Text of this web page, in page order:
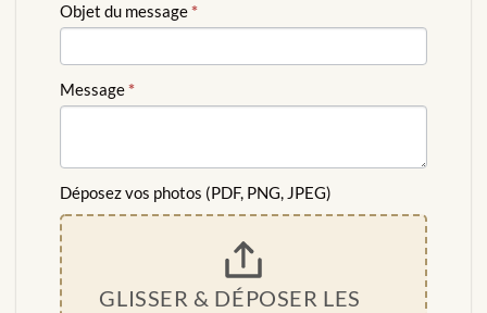
Objet du message*
Message*
Déposez vos photos (PDF, PNG, JPEG)
GLISSER & DÉPOSER LES